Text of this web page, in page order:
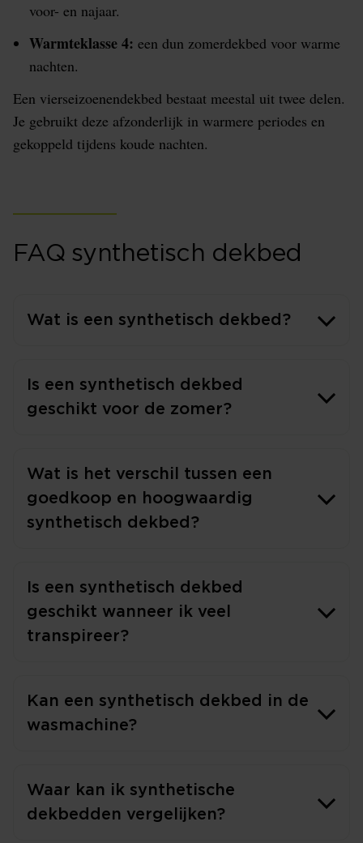
voor- en najaar.
Warmteklasse 4: een dun zomerdekbed voor warme
nachten.
Een vierseizoenendekbed bestaat meestal uit twee delen.
Je gebruikt deze afzonderlijk in warmere periodes en
gekoppeld tijdens koude nachten.
FAQ synthetisch dekbed
Wat is een synthetisch dekbed?
Is een synthetisch dekbed
geschikt voor de zomer?
Wat is het verschil tussen een
goedkoop en hoogwaardig
synthetisch dekbed?
Is een synthetisch dekbed
geschikt wanneer ik veel
transpireer?
Kan een synthetisch dekbed in de
wasmachine?
Waar kan ik synthetische
dekbedden vergelijken?